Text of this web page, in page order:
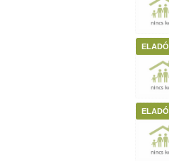
ELADÓ
ELADÓ